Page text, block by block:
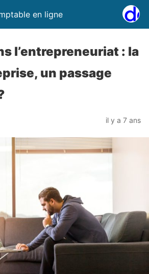
en ligne
l’entrepreneuriat : la
un passage
il y a 7 ans